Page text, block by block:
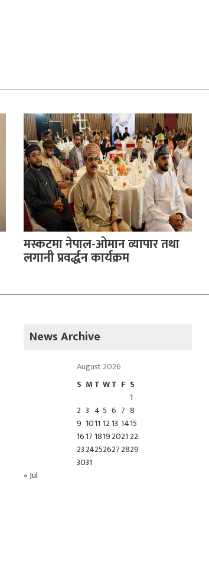
मस्कटमा नेपाल-ओमान व्यापार तथा
लगानी प्रवर्द्धन कार्यक्रम
News Archive
August 2026
S M T WT F S
1
2 3 4 5 6 7 8
9 1011 12 13 1415
1617 1819202122
23242526272829
3031
« Jul